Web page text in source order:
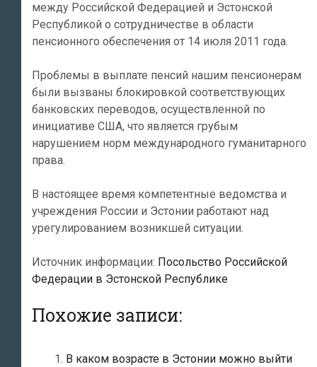
между Российской Федерацией и Эстонской
Республикой о сотрудничестве в области
пенсионного обеспечения от 14 июля 2011 года.
Проблемы в выплате пенсий нашим пенсионерам
были вызваны блокировкой соответствующих
банковских переводов, осуществленной по
инициативе США, что является грубым
нарушением норм международного гуманитарного
права.
В настоящее время компетентные ведомства и
учреждения России и Эстонии работают над
урегулированием возникшей ситуации.
Источник информации: Посольство Российской
Федерации в Эстонской Республике
Похожие записи:
В каком возрасте в Эстонии можно выйти